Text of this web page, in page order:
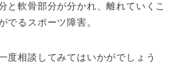
と軟骨部分が分かれ、離れていくこ
でるスポーツ障害。
度相談してみてはいかがでしょう